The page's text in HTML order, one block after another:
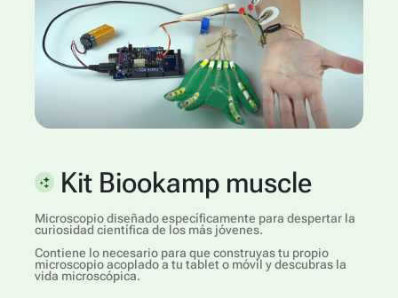
Kit Biookamp muscle
Microscopio diseñado específicamente para despertar la
curiosidad científica de los más jóvenes.
Contiene lo necesario para que construyas tu propio
microscopio acoplado a tu tablet o móvil y descubras la
vida microscópica.